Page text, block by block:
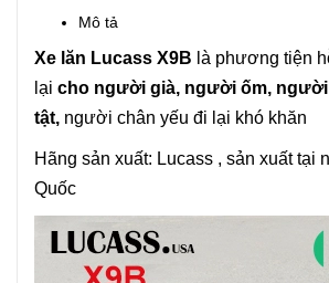
Mô tả
Xe lăn Lucass X9B là phương tiện
lại cho người già, người ốm,
tật, người chân yếu đi lại khó khăn
Hãng sản xuất: Lucass , sản xuất tại
Quốc